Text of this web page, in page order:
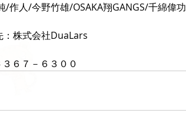
/作人/今野竹雄/OSAKA翔GANGS/千綿偉
：株式会社DuaLars
６７－６３００